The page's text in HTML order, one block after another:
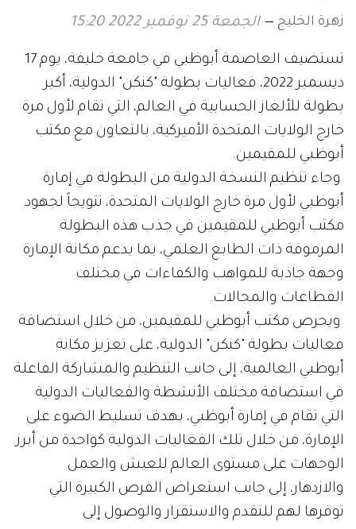
زهرة الخليج الجمعة 25 نوفمبر 2022 15:20
تستضيف العاصمة أبوظبي في جامعة خليفة، يوم 17
ديسمبر 2022، فعاليات بطولة "كنكن" الدولية، أكبر
بطولة للألغاز الحسابية في العالم، التي تقام لأول مرة
خارج الولايات المتحدة الأميركية، بالتعاون مع مكتب
أبوظبي للمقيمين.
وجاء تنظيم النسخة الدولية من البطولة في إمارة
أبوظبي لأول مرة خارج الولايات المتحدة، تتويجاً لجهود
مكتب أبوظبي للمقيمين في جذب هذه البطولة
المرموقة ذات الطابع العلمي، بما يدعم مكانة الإمارة
وجهة جاذبة للمواهب والكفاءات في مختلف
القطاعات والمجالات.
ويحرص مكتب أبوظبي للمقيمين، من خلال استضافة
فعاليات بطولة "كنكن" الدولية، على تعزيز مكانة
أبوظبي العالمية، إلى جانب التنظيم والمشاركة الفاعلة
في استضافة مختلف الأنشطة والفعاليات الدولية
التي تقام في إمارة أبوظبي، بهدف تسليط الضوء على
الإمارة، من خلال تلك الفعاليات الدولية كواحدة من أبرز
الوجهات على مستوى العالم للعيش والعمل
والازدهار، إلى جانب استعراض الفرص الكبيرة التي
توفرها لهم للتقدم والاستقرار والوصول إلى